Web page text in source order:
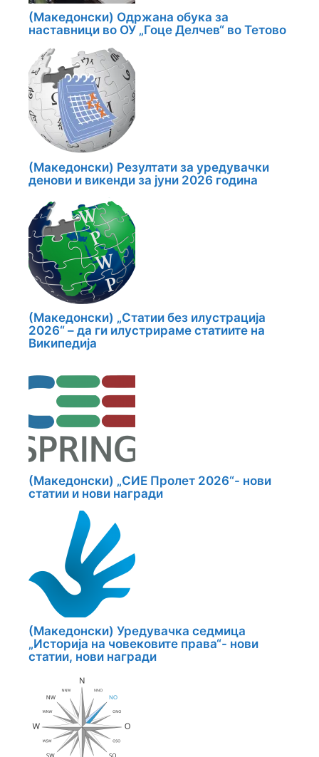
(Македонски) Одржана обука за
наставници во ОУ „Гоце Делчев“ во Тетово
(Македонски) Резултати за уредувачки
денови и викенди за јуни 2026 година
(Македонски) „Статии без илустрација
2026“ – да ги илустрираме статиите на
Википедија
(Македонски) „СИЕ Пролет 2026“- нови
статии и нови награди
(Македонски) Уредувачка седмица
„Историја на човековите права“- нови
статии, нови награди